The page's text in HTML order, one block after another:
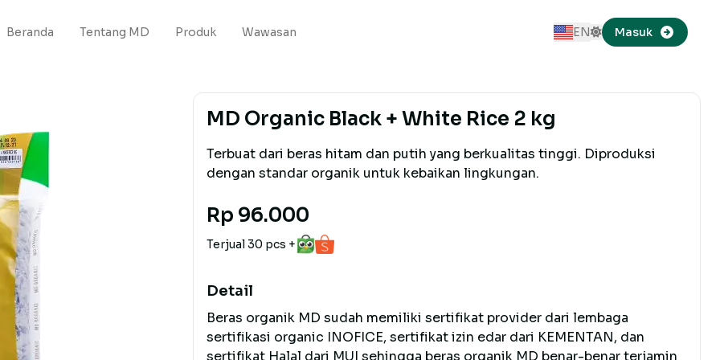
Beranda Tentang MD Produk Wawasan
EN
Ganti ke Bahasa Indonesia
Switch to Dark Mode
Masuk
MD Organic Black + White Rice 2 kg
Terbuat dari beras hitam dan putih yang berkualitas tinggi. Diproduksi
dengan standar organik untuk kebaikan lingkungan.
Rp 96.000
Terjual 30 pcs +
Detail
Beras organik MD sudah memiliki sertifikat provider dari lembaga
sertifikasi organic INOFICE, sertifikat izin edar dari KEMENTAN, dan
sertifikat Halal dari MUI sehingga beras organik MD benar-benar terjamin